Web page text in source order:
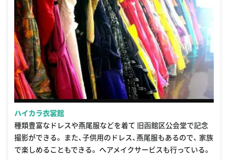
ハイカラ衣裳館
種類豊富なドレスや燕尾服などを着て 旧函館区公会堂で記念
撮影ができる。 また、子供用のドレス、燕尾服もあるので、 家族
で楽しめることもできる。 ヘアメイクサービスも行っている。